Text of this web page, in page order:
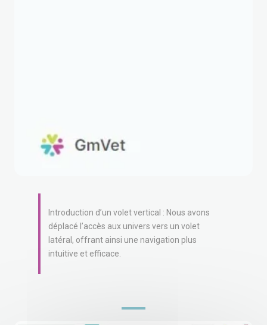
Introduction d’un volet vertical : Nous avons
déplacé l’accès aux univers vers un volet
latéral, offrant ainsi une navigation plus
intuitive et efficace.